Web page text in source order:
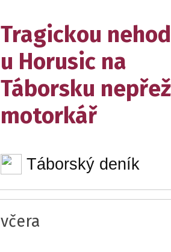
Tragickou
u Horusic na
Táborsku
motorkář
Táborský deník
včera